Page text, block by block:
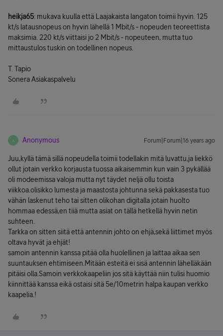
heikja65: mukava kuulla että Laajakaista langaton toimii hyvin. 125
kt/s latausnopeus on hyvin lähellä 1 Mbit/s - nopeuden teoreettista
maksimia. 220 kt/s viittaisi jo 2 Mbit/s - nopeuteen, mutta tuo
mittaustulos tuskin on todellinen nopeus.
T. Tapio
Sonera Asiakaspalvelu
A Anonymous Forum|Forum|16 years ago
Juu,kyllä tämä sillä nopeudella toimii todellakin mitä luvattu,ja liekkö
ollut jotain verkko korjausta tuossa aikaisemmin kun vain 3 pykällää
oli modeemissa valoja mutta nyt täydet neljä ollu toista
viikkoa.olisikko lumesta ja maastosta johtunna sekä pakkasesta tuo
vähän laskenut teho tai sitten olikohan digitalla jotain huolto
hommaa edessä,en tiiä mutta asiat on tällä hetkellä hyvin netin
suhteen.
Tarkka on sitten siitä että antennin johto on ehjä,sekä liittimet myös
oltava hyvät ja ehjät!
samoin antennin kanssa pitää olla huolellinen ja laittaa aikaa sen
suuntauksen ehtimiseen.Mitään esteitä ei sisä antennin lähelläkään
pitäisi olla.Samoin verkkokaapeliin jos sitä käyttää niin tulisi huomio
kiinnittää kanssa eikä ostaisi sitä 5e/10metrin halpa kaupan verkko
kaapelia.!